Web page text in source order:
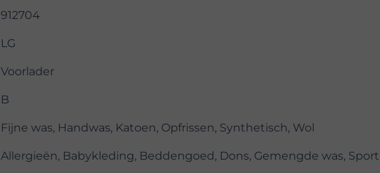
912704
LG
Voorlader
B
Fijne was, Handwas, Katoen, Opfrissen, Synthetisch, Wol
Allergieën, Babykleding, Beddengoed, Dons, Gemengde was,